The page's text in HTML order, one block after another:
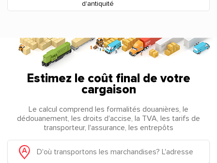
d'antiquité
Estimez le coût final de votre
cargaison
Le calcul comprend les formalités douanières, le
dédouanement, les droits d'accise, la TVA, les tarifs de
transporteur, l'assurance, les entrepôts